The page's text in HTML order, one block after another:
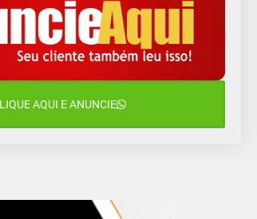
18°C 16°C
AQUI E ANUNCIE